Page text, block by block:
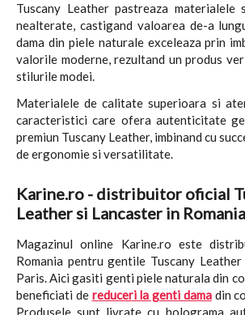
Tuscany Leather pastreaza
nealterate, castigand valoarea de-a
dama din piele naturale exceleaza prin
valorile moderne, rezultand un produs
stilurile modei.
Materialele de calitate superioara si
caracteristici care ofera autenticitate
premiun Tuscany Leather, imbinand cu
de ergonomie si versatilitate.
Karine.ro - distribuitor oficial
Leather si Lancaster in Romania
Magazinul online Karine.ro este
Romania pentru gentile Tuscany
Paris. Aici gasiti genti piele naturala din
beneficiati de reduceri la genti damadin
Produsele sunt livrate cu holograma